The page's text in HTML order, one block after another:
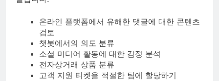
온라인 플랫폼에서 유해한 댓글에 대한 콘텐츠
검토
챗봇에서의 의도 분류
소셜 미디어 활동에 대한 감정 분석
전자상거래 상품 분류
고객 지원 티켓을 적절한 팀에 할당하기